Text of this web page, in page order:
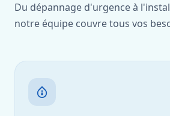
Du dépannage d'urgence à
notre équipe couvre tous vos